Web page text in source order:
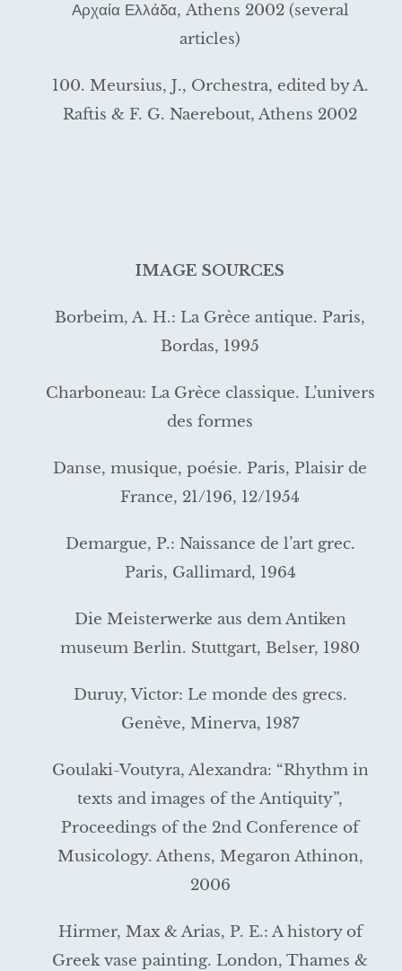
Αρχαία Ελλάδα, Athens 2002 (several
articles)
100. Meursius, J., Orchestra, edited by A.
Raftis & F. G. Naerebout, Athens 2002
IMAGE SOURCES
Borbeim, A. H.: La Grèce antique. Paris,
Bordas, 1995
Charboneau: La Grèce classique. L’univers
des formes
Danse, musique, poésie. Paris, Plaisir de
France, 21/196, 12/1954
Demargue, P.: Naissance de l’art grec.
Paris, Gallimard, 1964
Die Meisterwerke aus dem Antiken
museum Berlin. Stuttgart, Belser, 1980
Duruy, Victor: Le monde des grecs.
Genève, Minerva, 1987
Goulaki-Voutyra, Alexandra: “Rhythm in
texts and images of the Antiquity”,
Proceedings of the 2nd Conference of
Musicology. Athens, Megaron Athinon,
2006
Hirmer, Max & Arias, P. E.: A history of
Greek vase painting. London, Thames &